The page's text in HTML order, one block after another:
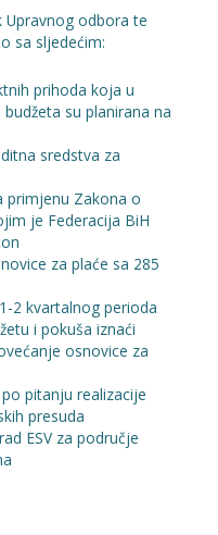
odbora te
sa sljedećim:
prihoda koja u
su planirana na
sredstva za
primjenu Zakona o
je Federacija BiH
za plaće sa 285
2 kvartalnog perioda
i pokuša iznaći
osnovice za
pitanju realizacije
presuda
ESV za područje